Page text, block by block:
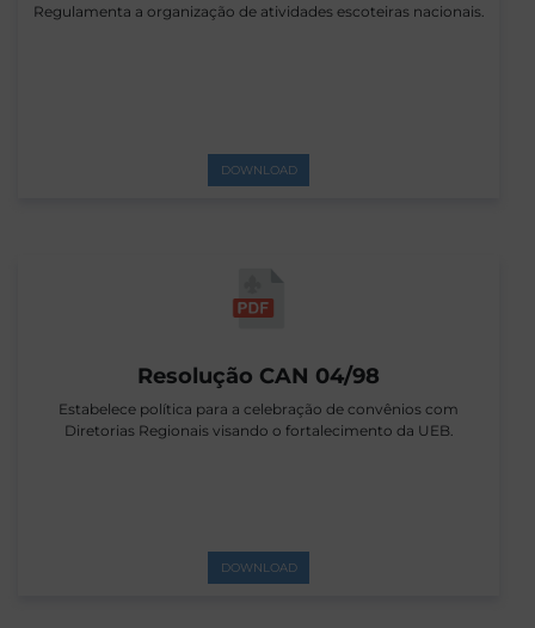
Regulamenta a organização de atividades escoteiras nacionais.
DOWNLOAD
Resolução CAN 04/98
Estabelece política para a celebração de convênios com
Diretorias Regionais visando o fortalecimento da UEB.
DOWNLOAD